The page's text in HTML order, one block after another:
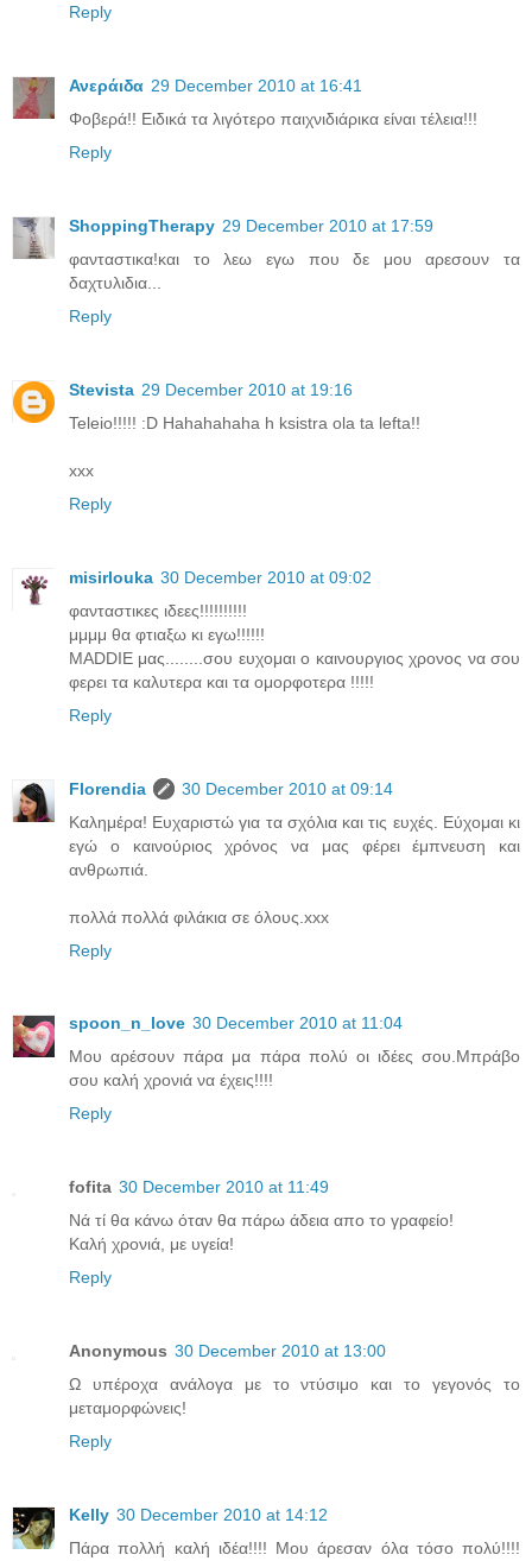
Reply
Ανεράιδα 29 December 2010 at 16:41
Φοβερά!! Ειδικά τα λιγότερο παιχνιδιάρικα είναι τέλεια!!!
Reply
ShoppingTherapy 29 December 2010 at 17:59
φανταστικα!και το λεω εγω που δε μου αρεσουν τα
δαχτυλιδια...
Reply
Stevista 29 December 2010 at 19:16
Teleio!!!!! :D Hahahahaha h ksistra ola ta lefta!!
xxx
Reply
misirlouka 30 December 2010 at 09:02
φανταστικες ιδεες!!!!!!!!!!
μμμμ θα φτιαξω κι εγω!!!!!!
ΜADDIE μας........σου ευχομαι ο καινουργιος χρονος να σου
φερει τα καλυτερα και τα ομορφοτερα !!!!!
Reply
Florendia
30 December 2010 at 09:14
Καλημέρα! Ευχαριστώ για τα σχόλια και τις ευχές. Εύχομαι κι
εγώ ο καινούριος χρόνος να μας φέρει έμπνευση και
ανθρωπιά.
πολλά πολλά φιλάκια σε όλους.xxx
Reply
spoon_n_love 30 December 2010 at 11:04
Μου αρέσουν πάρα μα πάρα πολύ οι ιδέες σου.Μπράβο
σου καλή χρονιά να έχεις!!!!
Reply
fofita 30 December 2010 at 11:49
Νά τί θα κάνω όταν θα πάρω άδεια απο το γραφείο!
Καλή χρονιά, με υγεία!
Reply
Anonymous 30 December 2010 at 13:00
Ω υπέροχα ανάλογα με το ντύσιμο και το γεγονός το
μεταμορφώνεις!
Reply
Kelly 30 December 2010 at 14:12
Πάρα πολλή καλή ιδέα!!!! Μου άρεσαν όλα τόσο πολύ!!!!